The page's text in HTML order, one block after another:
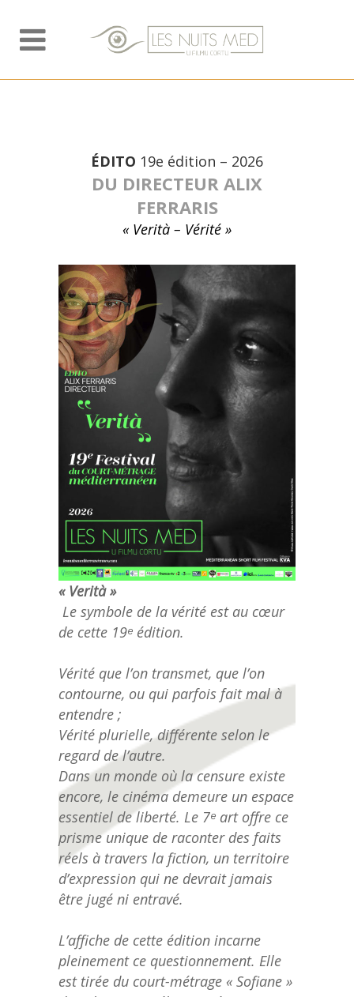
ÉDITO 19e édition – 2026
DU DIRECTEUR ALIX
FERRARIS
« Verità – Vérité »
« Verità »
Le symbole de la vérité est au cœur
de cette 19ᵉ édition.
Vérité que l’on transmet, que l’on
contourne, ou qui parfois fait mal à
entendre ;
Vérité plurielle, différente selon le
regard de l’autre.
Dans un monde où la censure existe
encore, le cinéma demeure un espace
essentiel de liberté. Le 7ᵉ art offre ce
prisme unique de raconter des faits
réels à travers la fiction, un territoire
d’expression qui ne devrait jamais
être jugé ni entravé.
L’affiche de cette édition incarne
pleinement ce questionnement. Elle
est tirée du court-métrage « Sofiane »